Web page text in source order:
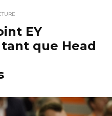
EY
que Head